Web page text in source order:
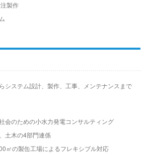
製作
システム設計、製作、工事、メンテナンスまで
会のための小水力発電コンサルティング
土木の4部門連係
㎡の製缶工場によるフレキシブル対応